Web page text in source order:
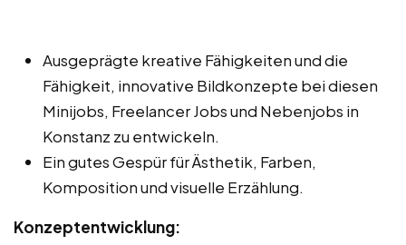
Ausgeprägte kreative Fähigkeiten und die
Fähigkeit, innovative Bildkonzepte bei diesen
Minijobs, Freelancer Jobs und Nebenjobs in
Konstanz zu entwickeln.
Ein gutes Gespür für Ästhetik, Farben,
Komposition und visuelle Erzählung.
Konzeptentwicklung: